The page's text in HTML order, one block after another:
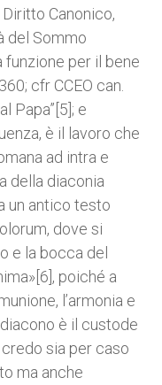
Canonico,
del Sommo
funzione per il bene
cfr CCEO can.
Papa”[5]; e
è il lavoro che
ad intra e
della diaconia
un antico testo
dove si
e la bocca del
poiché a
l’armonia e
è il custode
sia per caso
ma anche